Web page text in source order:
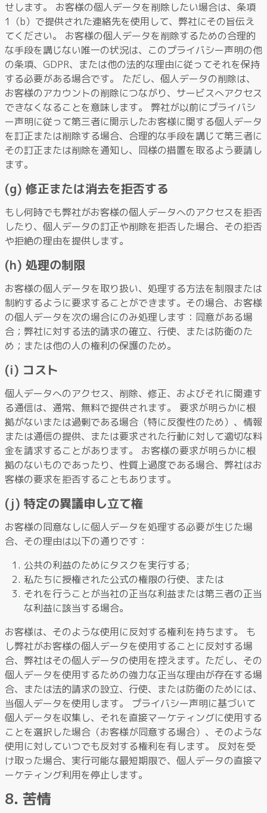
せします。 お客様の個人データを削除したい場合は、条項
1（b）で提供された連絡先を使用して、弊社にその旨伝え
てください。 お客様の個人データを削除するための合理的
な手段を講じない唯一の状況は、このプライバシー声明の他
の条項、GDPR、または他の法的な理由に従ってそれを保持
する必要がある場合です。 ただし、個人データの削除は、
お客様のアカウントの削除につながり、サービスへアクセス
できなくなることを意味します。 弊社が以前にプライバシ
ー声明に従って第三者に開示したお客様に関する個人データ
を訂正または削除する場合、合理的な手段を講じて第三者に
その訂正または削除を通知し、同様の措置を取るよう要請し
ます。
(g) 修正または消去を拒否する
もし何時でも弊社がお客様の個人データへのアクセスを拒否
したり、個人データの訂正や削除を拒否した場合、その拒否
や拒絶の理由を提供します。
(h) 処理の制限
お客様の個人データを取り扱い、処理する方法を制限または
制約するように要求することができます。その場合、お客様
の個人データを次の場合にのみ処理します：同意がある場
合；弊社に対する法的請求の確立、行使、または防衛のた
め；または他の人の権利の保護のため。
(i) コスト
個人データへのアクセス、削除、修正、およびそれに関連す
る通信は、通常、無料で提供されます。 要求が明らかに根
拠がないまたは過剰である場合（特に反復性のため）、情報
または通信の提供、または要求された行動に対して適切な料
金を請求することがあります。 お客様の要求が明らかに根
拠のないものであったり、性質上過度である場合、弊社はお
客様の要求を拒否することもあります。
(j) 特定の異議申し立て権
お客様の同意なしに個人データを処理する必要が生じた場
合、その理由は以下の通りです：
公共の利益のためにタスクを実行する;
私たちに授権された公式の権限の行使、または
それを行うことが当社の正当な利益または第三者の正当
な利益に該当する場合。
お客様は、そのような使用に反対する権利を持ちます。 も
し弊社がお客様の個人データを使用することに反対する場
合、弊社はその個人データの使用を控えます。ただし、その
個人データを使用するための強力な正当な理由が存在する場
合、または法的請求の設立、行使、または防衛のためには、
当個人データを使用します。 プライバシー声明に基づいて
個人データを収集し、それを直接マーケティングに使用する
ことを選択した場合（お客様が同意する場合）、そのような
使用に対していつでも反対する権利を有します。 反対を受
け取った場合、実行可能な最短期限で、個人データの直接マ
ーケティング利用を停止します。
8. 苦情